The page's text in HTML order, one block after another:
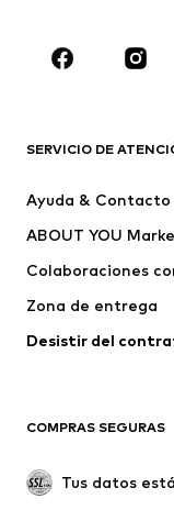
MARCAS
PUMA
Tommy Hilfiger Kids
SERVICIO DE
Ayuda & Contacto
ABOUT YOU
Colaboraciones
Zona de entrega
Desistir del
COMPRAS SEGURAS
Tus datos